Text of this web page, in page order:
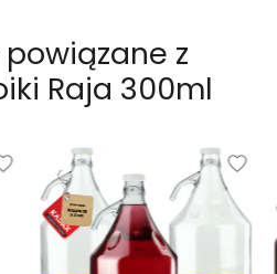
z
Raja 300ml